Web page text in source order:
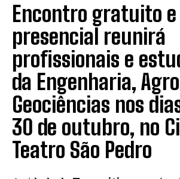
Encontro gratuito e
presencial reunirá
profissionais e
da Engenharia,
Geociências nos
30 de outubro, no
Teatro São Pedro